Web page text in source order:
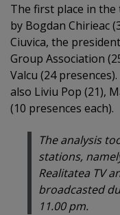
The first place in
by Bogdan Chirieac
Ciuvica, the
Group Association
Valcu (24
also Liviu Pop (21),
(10 presences each).
The analysis
stations,
Realitatea TV
broadcasted
11.00 pm.